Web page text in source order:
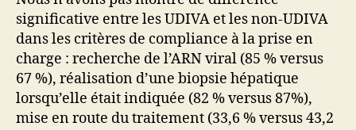
significative entre les UDIVA et les non-UDIVA
dans les critères de compliance à la prise en
charge : recherche de l’ARN viral (85 % versus
67 %), réalisation d’une biopsie hépatique
lorsqu’elle était indiquée (82 % versus 87%),
mise en route du traitement (33,6 % versus 43,2